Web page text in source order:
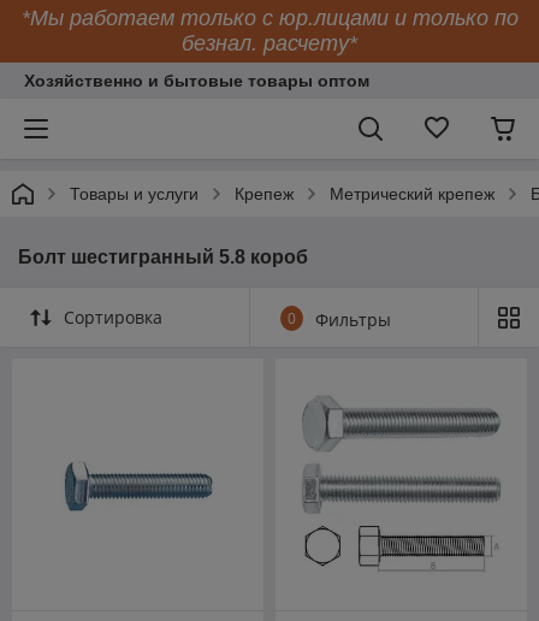
*Мы работаем только с юр.лицами и только по
безнал. расчету*
Хозяйственно и бытовые товары оптом
Товары и услуги Крепеж Метрический крепеж
Болт шестигранный 5.8 короб
Сортировка 0 Фильтры